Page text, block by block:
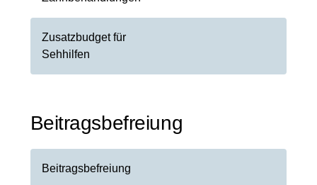
Zusatzbudget für
Sehhilfen
Beitragsbefreiung
Beitragsbefreiung